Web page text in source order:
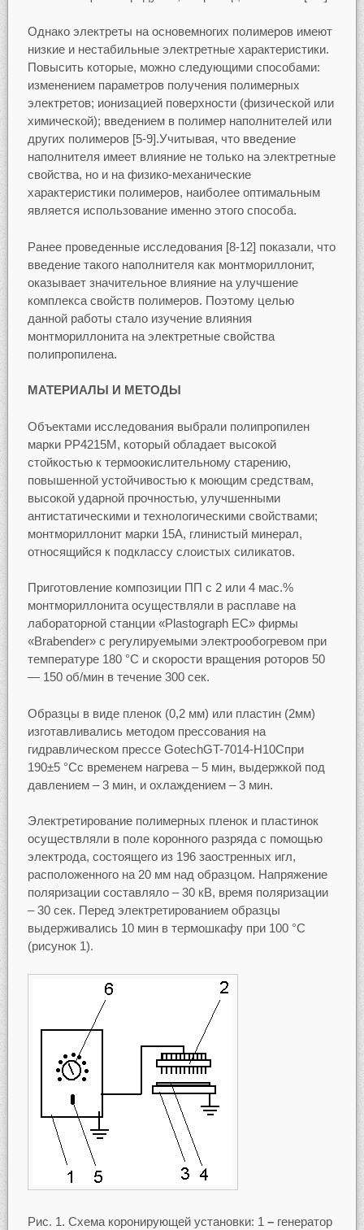
Однако электреты на основемногих полимеров имеют
низкие и нестабильные электретные характеристики.
Повысить которые, можно следующими способами:
изменением параметров получения полимерных
электретов; ионизацией поверхности (физической или
химической); введением в полимер наполнителей или
других полимеров [5-9].Учитывая, что введение
наполнителя имеет влияние не только на электретные
свойства, но и на физико-механические
характеристики полимеров, наиболее оптимальным
является использование именно этого способа.
Ранее проведенные исследования [8-12] показали, что
введение такого наполнителя как монтмориллонит,
оказывает значительное влияние на улучшение
комплекса свойств полимеров. Поэтому целью
данной работы стало изучение влияния
монтмориллонита на электретные свойства
полипропилена.
МАТЕРИАЛЫ И МЕТОДЫ
Объектами исследования выбрали полипропилен
марки PP4215M, который обладает высокой
стойкостью к термоокислительному старению,
повышенной устойчивостью к моющим средствам,
высокой ударной прочностью, улучшенными
антистатическими и технологическими свойствами;
монтмориллонит марки 15А, глинистый минерал,
относящийся к подклассу слоистых силикатов.
Приготовление композиции ПП с 2 или 4 мас.%
монтмориллонита осуществляли в расплаве на
лабораторной станции «Plastograph EC» фирмы
«Brabender» с регулируемыми электрообогревом при
температуре 180 °С и скорости вращения роторов 50
— 150 об/мин в течение 300 сек.
Образцы в виде пленок (0,2 мм) или пластин (2мм)
изготавливались методом прессования на
гидравлическом прессе GotechGT-7014-H10Cпри
190±5 °Сс временем нагрева – 5 мин, выдержкой под
давлением – 3 мин, и охлаждением – 3 мин.
Электретирование полимерных пленок и пластинок
осуществляли в поле коронного разряда с помощью
электрода, состоящего из 196 заостренных игл,
расположенного на 20 мм над образцом. Напряжение
поляризации составляло – 30 кВ, время поляризации
– 30 сек. Перед электретированием образцы
выдерживались 10 мин в термошкафу при 100 °С
(рисунок 1).
Рис. 1. Схема коронирующей установки: 1 –генератор